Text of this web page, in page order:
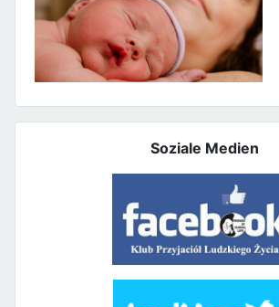
Soziale Medien